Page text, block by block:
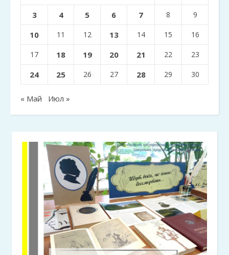
3 4 5 6 7 8 9
10 11 12 13 14 15 16
17 18 19 20 21 22 23
24 25 26 27 28 29 30
« Май Июл »